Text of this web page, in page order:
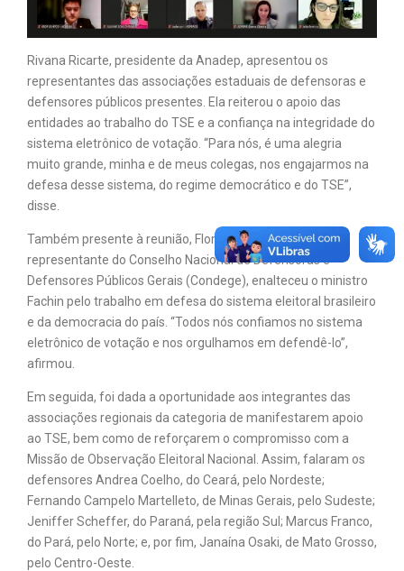
Rivana Ricarte, presidente da Anadep, apresentou os
representantes das associações estaduais de defensoras e
defensores públicos presentes. Ela reiterou o apoio das
entidades ao trabalho do TSE e a confiança na integridade do
sistema eletrônico de votação. “Para nós, é uma alegria
muito grande, minha e de meus colegas, nos engajarmos na
defesa desse sistema, do regime democrático e do TSE”,
disse.
Também presente à reunião, Florisvaldo Fiorentino,
representante do Conselho Nacional de Defensoras e
Defensores Públicos Gerais (Condege), enalteceu o ministro
Fachin pelo trabalho em defesa do sistema eleitoral brasileiro
e da democracia do país. “Todos nós confiamos no sistema
eletrônico de votação e nos orgulhamos em defendê-lo”,
afirmou.
Em seguida, foi dada a oportunidade aos integrantes das
associações regionais da categoria de manifestarem apoio
ao TSE, bem como de reforçarem o compromisso com a
Missão de Observação Eleitoral Nacional. Assim, falaram os
defensores Andrea Coelho, do Ceará, pelo Nordeste;
Fernando Campelo Martelleto, de Minas Gerais, pelo Sudeste;
Jeniffer Scheffer, do Paraná, pela região Sul; Marcus Franco,
do Pará, pelo Norte; e, por fim, Janaína Osaki, de Mato Grosso,
pelo Centro-Oeste.